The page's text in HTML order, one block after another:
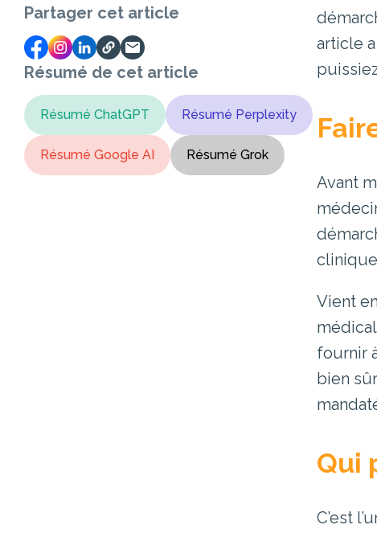
Partager cet article
Résumé de cet article
Résumé ChatGPT Résumé Perplexity
Résumé Google AI Résumé Grok
article
Avant
Vient
fournir
bien
Qui
C’est